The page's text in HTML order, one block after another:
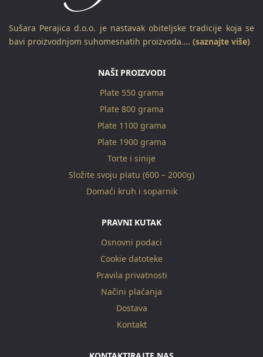
Sušara Perajica d.o.o. je nastavak obiteljske tradicije koja se
bavi proizvodnjom suhomesnatih proizvoda…. (saznajte više)
NAŠI PROIZVODI
Plate 550 grama
Plate 800 grama
Plate 1100 grama
Plate 1900 grama
Torte i sinije
Složite svoju platu (600 – 2000g)
Domaći kruh i soparnik
PRAVNI KUTAK
Osnovni podaci
Cookie datoteke
Pravila privatnosti
Načini plaćanja
Dostava
Kontakt